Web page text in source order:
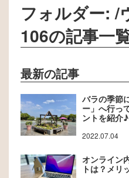
フォルダー:/
106の記事一
最新の記事
バラの季節
ー」へ行っ
ントを紹介♪
2022.07.04
オンライン
トは？メリ